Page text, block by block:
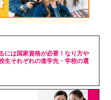
には国家資格が必要！なり方や
生それぞれの進学先・学校の選